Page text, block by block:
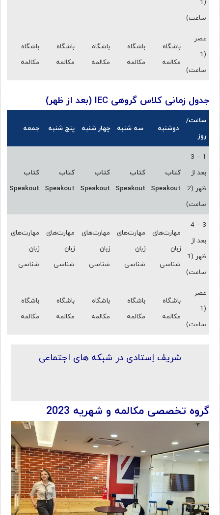
ساعت)
عصر
(1
ساعت)
باشگاه
مکالمه
باشگاه
مکالمه
باشگاه
مکالمه
باشگاه
مکالمه
باشگاه
مکالمه
جدول زمانی کلاس گروهی IEC (بعد از ظهر)
ساعت/
روز
دوشنبه سه شنبه چهار شنبه پنج شنبه جمعه
1 – 3
بعد از
ظهر (2
ساعت)
کتاب
Speakout
کتاب
Speakout
کتاب
Speakout
کتاب
Speakout
کتاب
Speakout
3 – 4
بعد از
ظهر (1
ساعت)
مهارت‌های
زبان
شناسی
مهارت‌های
زبان
شناسی
مهارت‌های
زبان
شناسی
مهارت‌های
زبان
شناسی
مهارت‌های
زبان
شناسی
عصر
(1
ساعت)
باشگاه
مکالمه
باشگاه
مکالمه
باشگاه
مکالمه
باشگاه
مکالمه
باشگاه
مکالمه
شریف اِستادی در شبکه های اجتماعی
گروه تخصصی مکالمه و شهریه 2023